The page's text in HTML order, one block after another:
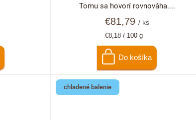
€81,79 / ks
Jednotková
€8,18 / 100 g
Do košíka
Tomu sa hovorí rovnováha....
chladené balenie